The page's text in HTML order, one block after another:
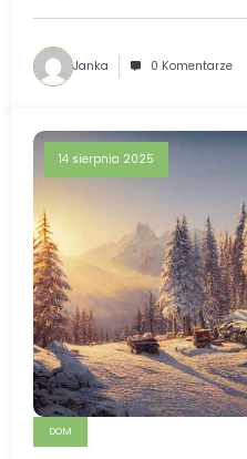
Janka 0 Komentarze
14 sierpnia 2025
DOM